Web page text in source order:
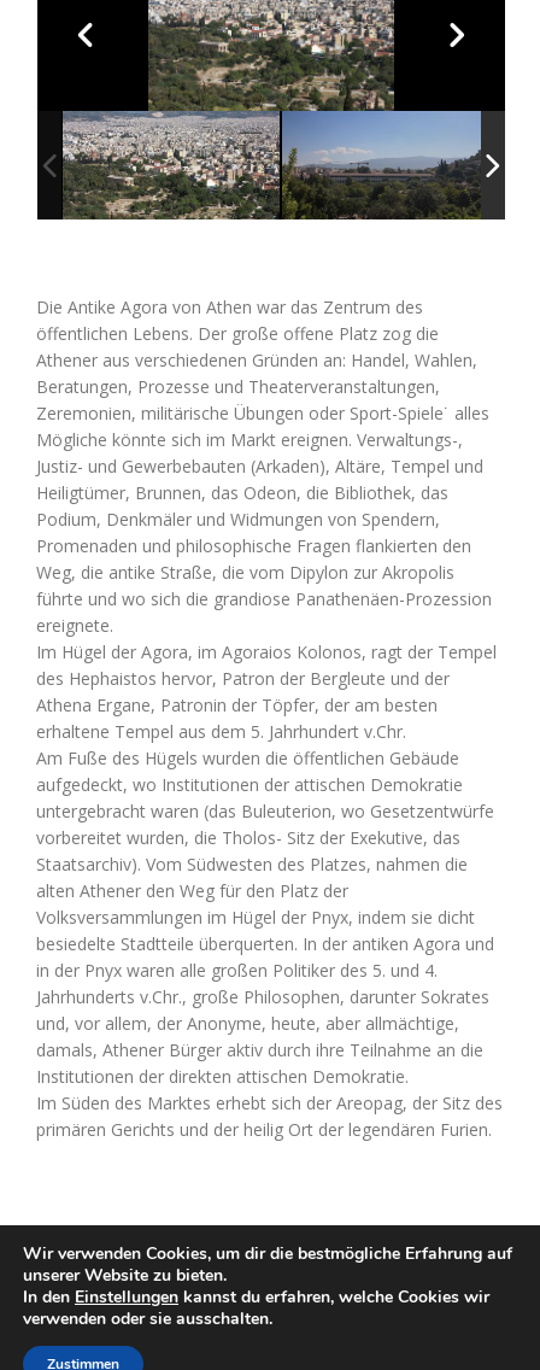
Die Antike Agora von Athen war das Zentrum des
öffentlichen Lebens. Der große offene Platz zog die
Athener aus verschiedenen Gründen an: Handel, Wahlen,
Beratungen, Prozesse und Theaterveranstaltungen,
Zeremonien, militärische Übungen oder Sport-Spiele˙ alles
Mögliche könnte sich im Markt ereignen. Verwaltungs-,
Justiz- und Gewerbebauten (Arkaden), Altäre, Tempel und
Heiligtümer, Brunnen, das Odeon, die Bibliothek, das
Podium, Denkmäler und Widmungen von Spendern,
Promenaden und philosophische Fragen flankierten den
Weg, die antike Straße, die vom Dipylon zur Akropolis
führte und wo sich die grandiose Panathenäen-Prozession
ereignete.
Im Hügel der Agora, im Agoraios Kolonos, ragt der Tempel
des Hephaistos hervor, Patron der Bergleute und der
Athena Ergane, Patronin der Töpfer, der am besten
erhaltene Tempel aus dem 5. Jahrhundert v.Chr.
Am Fuße des Hügels wurden die öffentlichen Gebäude
aufgedeckt, wo Institutionen der attischen Demokratie
untergebracht waren (das Buleuterion, wo Gesetzentwürfe
vorbereitet wurden, die Tholos- Sitz der Exekutive, das
Staatsarchiv). Vom Südwesten des Platzes, nahmen die
alten Athener den Weg für den Platz der
Volksversammlungen im Hügel der Pnyx, indem sie dicht
besiedelte Stadtteile überquerten. In der antiken Agora und
in der Pnyx waren alle großen Politiker des 5. und 4.
Jahrhunderts v.Chr., große Philosophen, darunter Sokrates
und, vor allem, der Anonyme, heute, aber allmächtige,
damals, Athener Bürger aktiv durch ihre Teilnahme an die
Institutionen der direkten attischen Demokratie.
Im Süden des Marktes erhebt sich der Areopag, der Sitz des
primären Gerichts und der heilig Ort der legendären Furien.
Wir verwenden Cookies, um dir die bestmögliche Erfahrung auf
unserer Website zu bieten.
In den Einstellungen kannst du erfahren, welche Cookies wir
verwenden oder sie ausschalten.
Zustimmen